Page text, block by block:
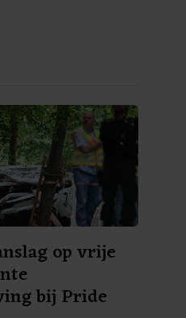
hij tegen een ANP-
op vrije
bij Pride